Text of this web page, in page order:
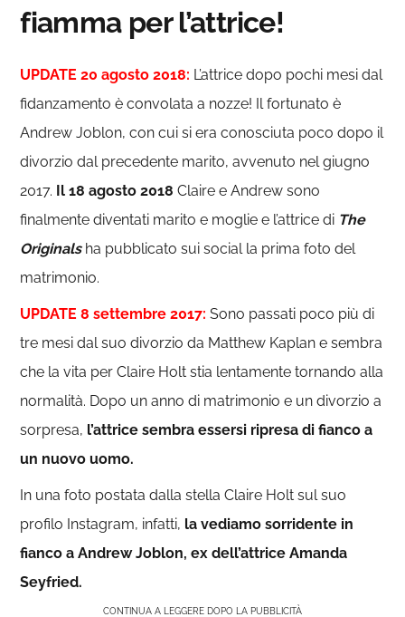
fiamma per l’attrice!
UPDATE 20 agosto 2018: L’attrice dopo pochi mesi dal
fidanzamento è convolata a nozze! Il fortunato è
Andrew Joblon, con cui si era conosciuta poco dopo il
divorzio dal precedente marito, avvenuto nel giugno
2017. Il 18 agosto 2018 Claire e Andrew sono
finalmente diventati marito e moglie e l’attrice di The
Originalsha pubblicato sui social la prima foto del
matrimonio.
UPDATE 8 settembre 2017: Sono passati poco più di
tre mesi dal suo divorzio da Matthew Kaplan e sembra
che la vita per Claire Holt stia lentamente tornando alla
normalità. Dopo un anno di matrimonio e un divorzio a
sorpresa, l’attrice sembra essersi ripresa di fianco a
un nuovo uomo.
In una foto postata dalla stella Claire Holt sul suo
profilo Instagram, infatti, la vediamo sorridente in
fianco a Andrew Joblon, ex dell’attrice Amanda
Seyfried.
CONTINUA A LEGGERE DOPO LA PUBBLICITÀ